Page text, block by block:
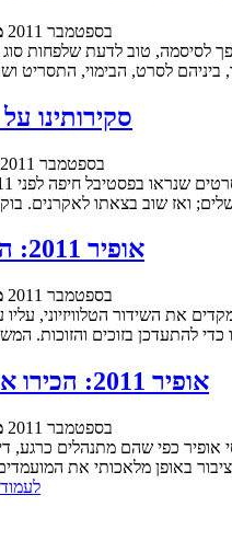
24 בספטמבר 2011
סקירותינו
23 בספטמבר 2011
ואז שוב בצאתו לאקרנים.
אופיר 2011: הטקס והזוכים
22 בספטמבר 2011
להתעדכן בזוכים והזוכות.
אופיר 2011: הכירו את המועמדים
18 בספטמבר 2011
באופן מלאכותי את